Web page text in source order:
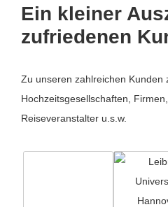
Ein kleiner
zufriedenen
Zu unseren zahlreichen Kunden
Hochzeitsgesellschaften,
Reiseveranstalter u.s.w.